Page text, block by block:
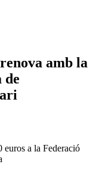
amb la
de
euros a la Federació